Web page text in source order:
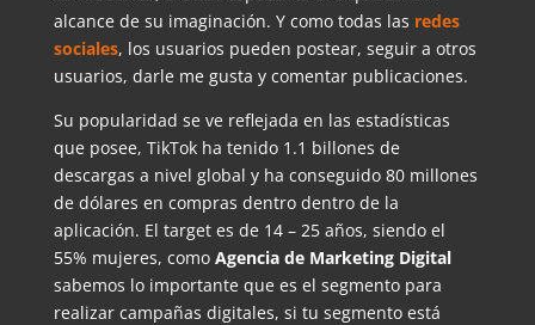
alcance de su imaginación. Y como todas las redes
sociales, los usuarios pueden postear, seguir a otros
usuarios, darle me gusta y comentar publicaciones.
Su popularidad se ve reflejada en las estadísticas
que posee, TikTok ha tenido 1.1 billones de
descargas a nivel global y ha conseguido 80 millones
de dólares en compras dentro dentro de la
aplicación. El target es de 14 – 25 años, siendo el
55% mujeres, como Agencia de Marketing Digital
sabemos lo importante que es el segmento para
realizar campañas digitales, si tu segmento está